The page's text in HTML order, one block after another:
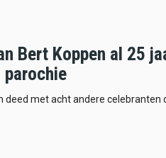
Bert Koppen al 25
parochie
deed met acht andere celebranten